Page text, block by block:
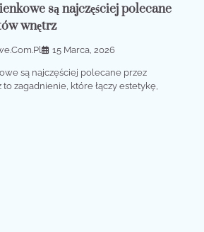
są najczęściej polecane
wnętrz
15 Marca, 2026
są najczęściej polecane przez
zagadnienie, które łączy estetykę,